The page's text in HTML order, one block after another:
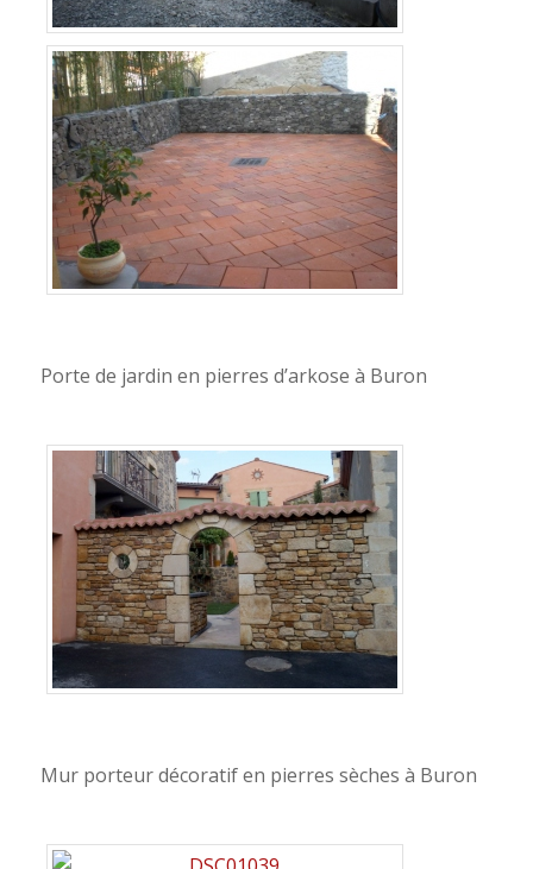
Porte de jardin en pierres d’arkose à Buron
Mur porteur décoratif en pierres sèches à Buron